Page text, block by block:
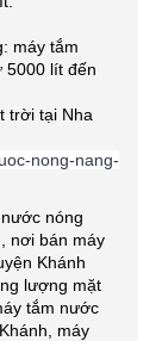
máy tắm
5000 lít đến
trời tại Nha
nong-nang-
nóng
nơi bán máy
Khánh
lượng mặt
tắm nước
máy